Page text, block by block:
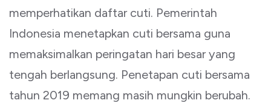
memperhatikan daftar cuti. Pemerintah
Indonesia menetapkan cuti bersama guna
memaksimalkan peringatan hari besar yang
tengah berlangsung. Penetapan cuti bersama
tahun 2019 memang masih mungkin berubah.